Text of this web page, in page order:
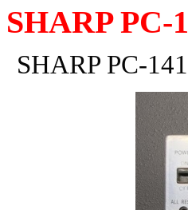
SHARP PC-
SHARP PC-